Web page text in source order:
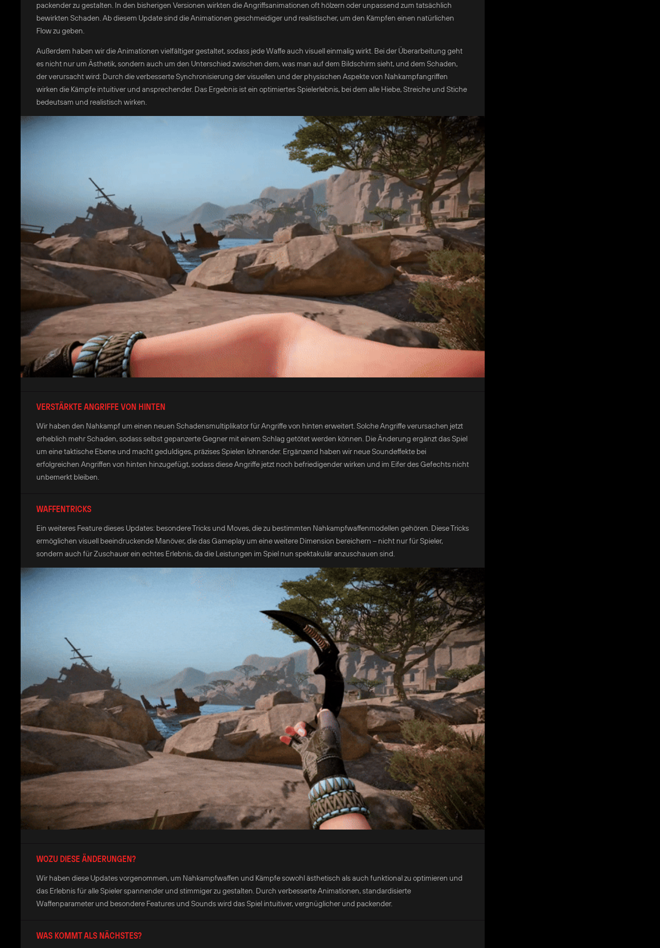
packender zu gestalten. In den bisherigen Versionen wirkten die Angriffsanimationen oft hölzern oder unpassend zum tatsächlich
bewirkten Schaden. Ab diesem Update sind die Animationen geschmeidiger und realistischer, um den Kämpfen einen natürlichen
Flow zu geben.
Außerdem haben wir die Animationen vielfältiger gestaltet, sodass jede Waffe auch visuell einmalig wirkt. Bei der Überarbeitung geht
es nicht nur um Ästhetik, sondern auch um den Unterschied zwischen dem, was man auf dem Bildschirm sieht, und dem Schaden,
der verursacht wird: Durch die verbesserte Synchronisierung der visuellen und der physischen Aspekte von Nahkampfangriffen
wirken die Kämpfe intuitiver und ansprechender. Das Ergebnis ist ein optimiertes Spielerlebnis, bei dem alle Hiebe, Streiche und Stiche
bedeutsam und realistisch wirken.
VERSTÄRKTE ANGRIFFE VON HINTEN
Wir haben den Nahkampf um einen neuen Schadensmultiplikator für Angriffe von hinten erweitert. Solche Angriffe verursachen jetzt
erheblich mehr Schaden, sodass selbst gepanzerte Gegner mit einem Schlag getötet werden können. Die Änderung ergänzt das Spiel
um eine taktische Ebene und macht geduldiges, präzises Spielen lohnender. Ergänzend haben wir neue Soundeffekte bei
erfolgreichen Angriffen von hinten hinzugefügt, sodass diese Angriffe jetzt noch befriedigender wirken und im Eifer des Gefechts nicht
unbemerkt bleiben.
WAFFENTRICKS
Ein weiteres Feature dieses Updates: besondere Tricks und Moves, die zu bestimmten Nahkampfwaffenmodellen gehören. Diese Tricks
ermöglichen visuell beeindruckende Manöver, die das Gameplay um eine weitere Dimension bereichern – nicht nur für Spieler,
sondern auch für Zuschauer ein echtes Erlebnis, da die Leistungen im Spiel nun spektakulär anzuschauen sind.
WOZU DIESE ÄNDERUNGEN?
Wir haben diese Updates vorgenommen, um Nahkampfwaffen und Kämpfe sowohl ästhetisch als auch funktional zu optimieren und
das Erlebnis für alle Spieler spannender und stimmiger zu gestalten. Durch verbesserte Animationen, standardisierte
Waffenparameter und besondere Features und Sounds wird das Spiel intuitiver, vergnüglicher und packender.
WAS KOMMT ALS NÄCHSTES?